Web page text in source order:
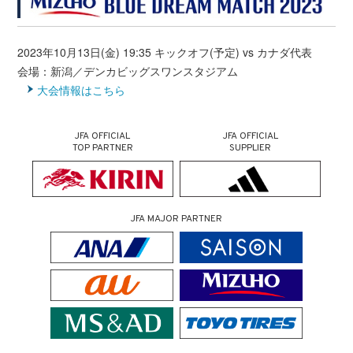
2023年10月13日(金) 19:35 キックオフ(予定) vs カナダ代表
会場：新潟／デンカビッグスワンスタジアム
大会情報はこちら
JFA OFFICIAL
TOP PARTNER
JFA OFFICIAL
SUPPLIER
JFA MAJOR PARTNER